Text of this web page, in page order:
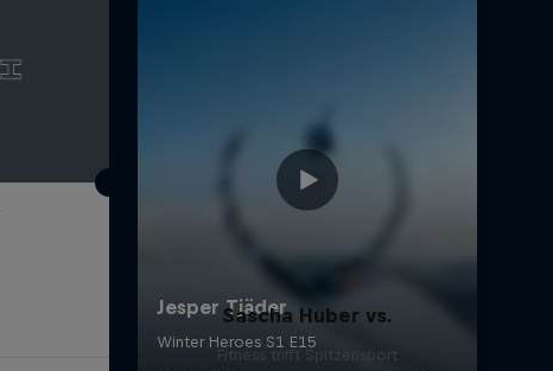
Sascha Huber vs.
Fitness trifft Spitzensport